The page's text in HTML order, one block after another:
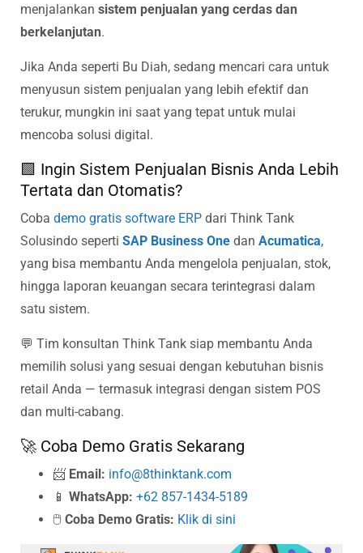
menjalankan sistem penjualan yang cerdas dan
berkelanjutan.
Jika Anda seperti Bu Diah, sedang mencari cara untuk
menyusun sistem penjualan yang lebih efektif dan
terukur, mungkin ini saat yang tepat untuk mulai
mencoba solusi digital.
🟩 Ingin Sistem Penjualan Bisnis Anda Lebih
Tertata dan Otomatis?
Coba demo gratis software ERP dari Think Tank
Solusindo seperti SAP Business One dan Acumatica,
yang bisa membantu Anda mengelola penjualan, stok,
hingga laporan keuangan secara terintegrasi dalam
satu sistem.
💬 Tim konsultan Think Tank siap membantu Anda
memilih solusi yang sesuai dengan kebutuhan bisnis
retail Anda — termasuk integrasi dengan sistem POS
dan multi-cabang.
🚀 Coba Demo Gratis Sekarang
📨 Email: info@8thinktank.com
📱 WhatsApp: +62 857-1434-5189
🖱️ Coba Demo Gratis: Klik di sini